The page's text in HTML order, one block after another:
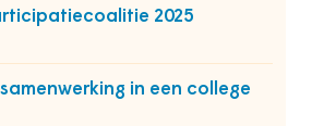
2025
in een college